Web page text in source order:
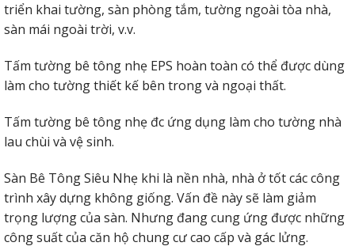
triển khai tường, sàn phòng tắm, tường ngoài tòa nhà,
sàn mái ngoài trời, v.v.
Tấm tường bê tông nhẹ EPS hoàn toàn có thể được dùng
làm cho tường thiết kế bên trong và ngoại thất.
Tấm tường bê tông nhẹ đc ứng dụng làm cho tường nhà
lau chùi và vệ sinh.
Sàn Bê Tông Siêu Nhẹ khi là nền nhà, nhà ở tốt các công
trình xây dựng không giống. Vấn đề này sẽ làm giảm
trọng lượng của sàn. Nhưng đang cung ứng được những
công suất của căn hộ chung cư cao cấp và gác lửng.